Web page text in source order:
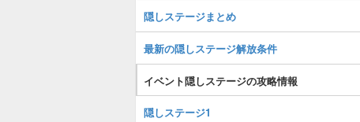
隠しステージまとめ
最新の隠しステージ解放条件
イベント隠しステージの攻略情報
隠しステージ1